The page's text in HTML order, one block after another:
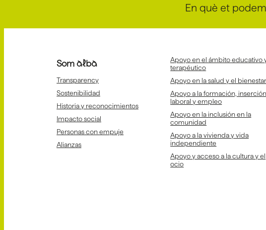
En què et
Som alba
Transparency
Sostenibilidad
Historia y reconocimientos
Impacto social
Personas con empuje
Alianzas
Apoyo en el ámbito educativo
terapéutico
Apoyo en la salud y el bienestar
Apoyo a la formación, inserción
laboral y empleo
Apoyo en la inclusión en la
comunidad
Apoyo a la vivienda y vida
independiente
Apoyo y acceso a la cultura y el
ocio